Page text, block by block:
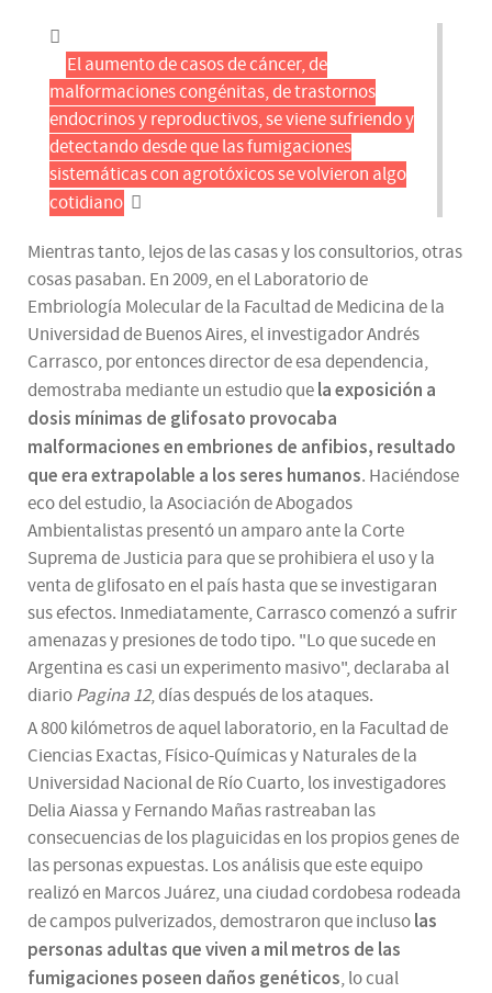
El aumento de casos de cáncer, de
malformaciones congénitas, de trastornos
endocrinos y reproductivos, se viene sufriendo y
detectando desde que las fumigaciones
sistemáticas con agrotóxicos se volvieron algo
cotidiano
Mientras tanto, lejos de las casas y los consultorios, otras
cosas pasaban. En 2009, en el Laboratorio de
Embriología Molecular de la Facultad de Medicina de la
Universidad de Buenos Aires, el investigador Andrés
Carrasco, por entonces director de esa dependencia,
demostraba mediante un estudio quela exposición a
dosis mínimas de glifosato provocaba
malformaciones en embriones de anfibios, resultado
que era extrapolable a los seres humanos. Haciéndose
eco del estudio, la Asociación de Abogados
Ambientalistas presentó un amparo ante la Corte
Suprema de Justicia para que se prohibiera el uso y la
venta de glifosato en el país hasta que se investigaran
sus efectos. Inmediatamente, Carrasco comenzó a sufrir
amenazas y presiones de todo tipo. "Lo que sucede en
Argentina es casi un experimento masivo", declaraba al
diarioPagina 12, días después de los ataques.
A 800 kilómetros de aquel laboratorio, en la Facultad de
Ciencias Exactas, Físico-Químicas y Naturales de la
Universidad Nacional de Río Cuarto, los investigadores
Delia Aiassa y Fernando Mañas rastreaban las
consecuencias de los plaguicidas en los propios genes de
las personas expuestas. Los análisis que este equipo
realizó en Marcos Juárez, una ciudad cordobesa rodeada
de campos pulverizados, demostraron que inclusolas
personas adultas que viven a mil metros de las
fumigaciones poseen daños genéticos, lo cual